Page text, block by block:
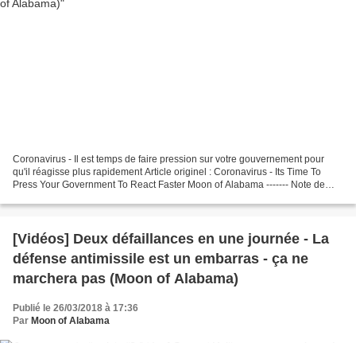
Coronavirus - Il est temps de faire pression sur votre gouvernement pour
qu'il réagisse plus rapidement Article originel : Coronavirus - Its Time To
Press Your Government To React Faster Moon of Alabama ------- Note de
[Vidéos] Deux défaillances en une journée - La
défense antimissile est un embarras - ça ne
marchera pas (Moon of Alabama)
Publié le 26/03/2018 à 17:36
Par Moon of Alabama